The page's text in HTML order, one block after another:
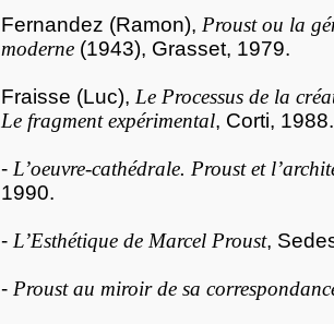
Fernandez (Ramon), Proust ou la
moderne (1943), Grasset, 1979.
Fraisse (Luc), Le Processus de la
Le fragment expérimental, Corti, 1988.
- L’oeuvre-cathédrale. Proust et
1990.
- L’Esthétique de Marcel Proust,
- Proust au miroir de sa